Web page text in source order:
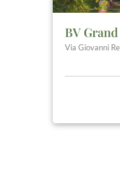
BV
Via Giovanni